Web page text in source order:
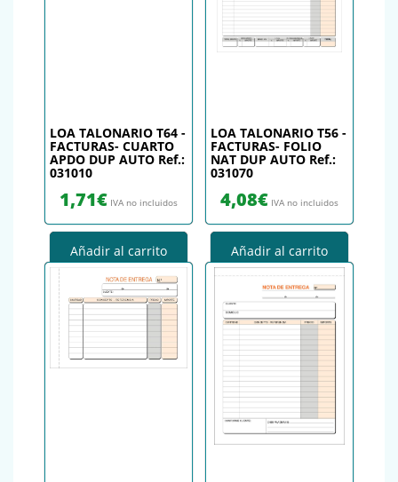
LOA TALONARIO T64 -
FACTURAS- CUARTO
APDO DUP AUTO Ref.:
031010
1,71€ IVA no incluidos
Añadir al carrito
LOA TALONARIO T56 -
FACTURAS- FOLIO
NAT DUP AUTO Ref.:
031070
4,08€ IVA no incluidos
Añadir al carrito